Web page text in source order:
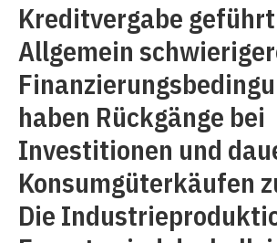
Kreditvergabe
Allgemein
haben Rückgänge bei
Investitionen und
Konsumgüterkäufen
Die